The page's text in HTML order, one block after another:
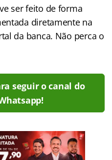
ser feito de forma
diretamente na
da banca. Não perca o
seguir o canal do